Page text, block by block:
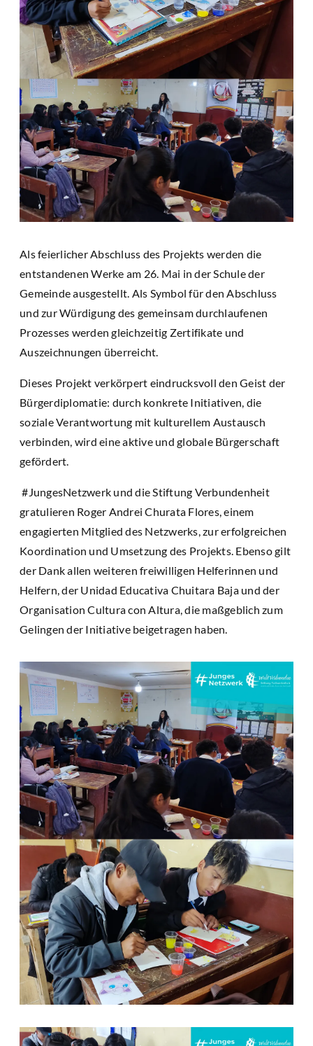
Als feierlicher Abschluss des Projekts werden die
entstandenen Werke am 26. Mai in der Schule der
Gemeinde ausgestellt. Als Symbol für den Abschluss
und zur Würdigung des gemeinsam durchlaufenen
Prozesses werden gleichzeitig Zertifikate und
Auszeichnungen überreicht.
Dieses Projekt verkörpert eindrucksvoll den Geist der
Bürgerdiplomatie: durch konkrete Initiativen, die
soziale Verantwortung mit kulturellem Austausch
verbinden, wird eine aktive und globale Bürgerschaft
gefördert.
#JungesNetzwerk und die Stiftung Verbundenheit
gratulieren Roger Andrei Churata Flores, einem
engagierten Mitglied des Netzwerks, zur erfolgreichen
Koordination und Umsetzung des Projekts. Ebenso gilt
der Dank allen weiteren freiwilligen Helferinnen und
Helfern, der Unidad Educativa Chuitara Baja und der
Organisation Cultura con Altura, die maßgeblich zum
Gelingen der Initiative beigetragen haben.